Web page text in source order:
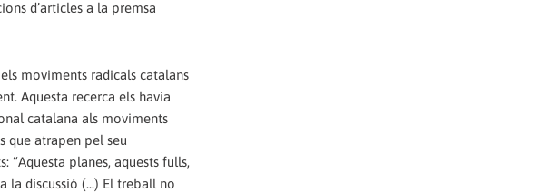
d’articles a la premsa
moviments radicals catalans
Aquesta recerca els havia
catalana als moviments
que atrapen pel seu
planes, aquests fulls,
la discussió (...) El treball no